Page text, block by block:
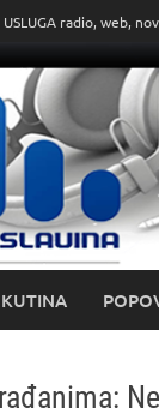
USLUGA radio, web,
KUTINA